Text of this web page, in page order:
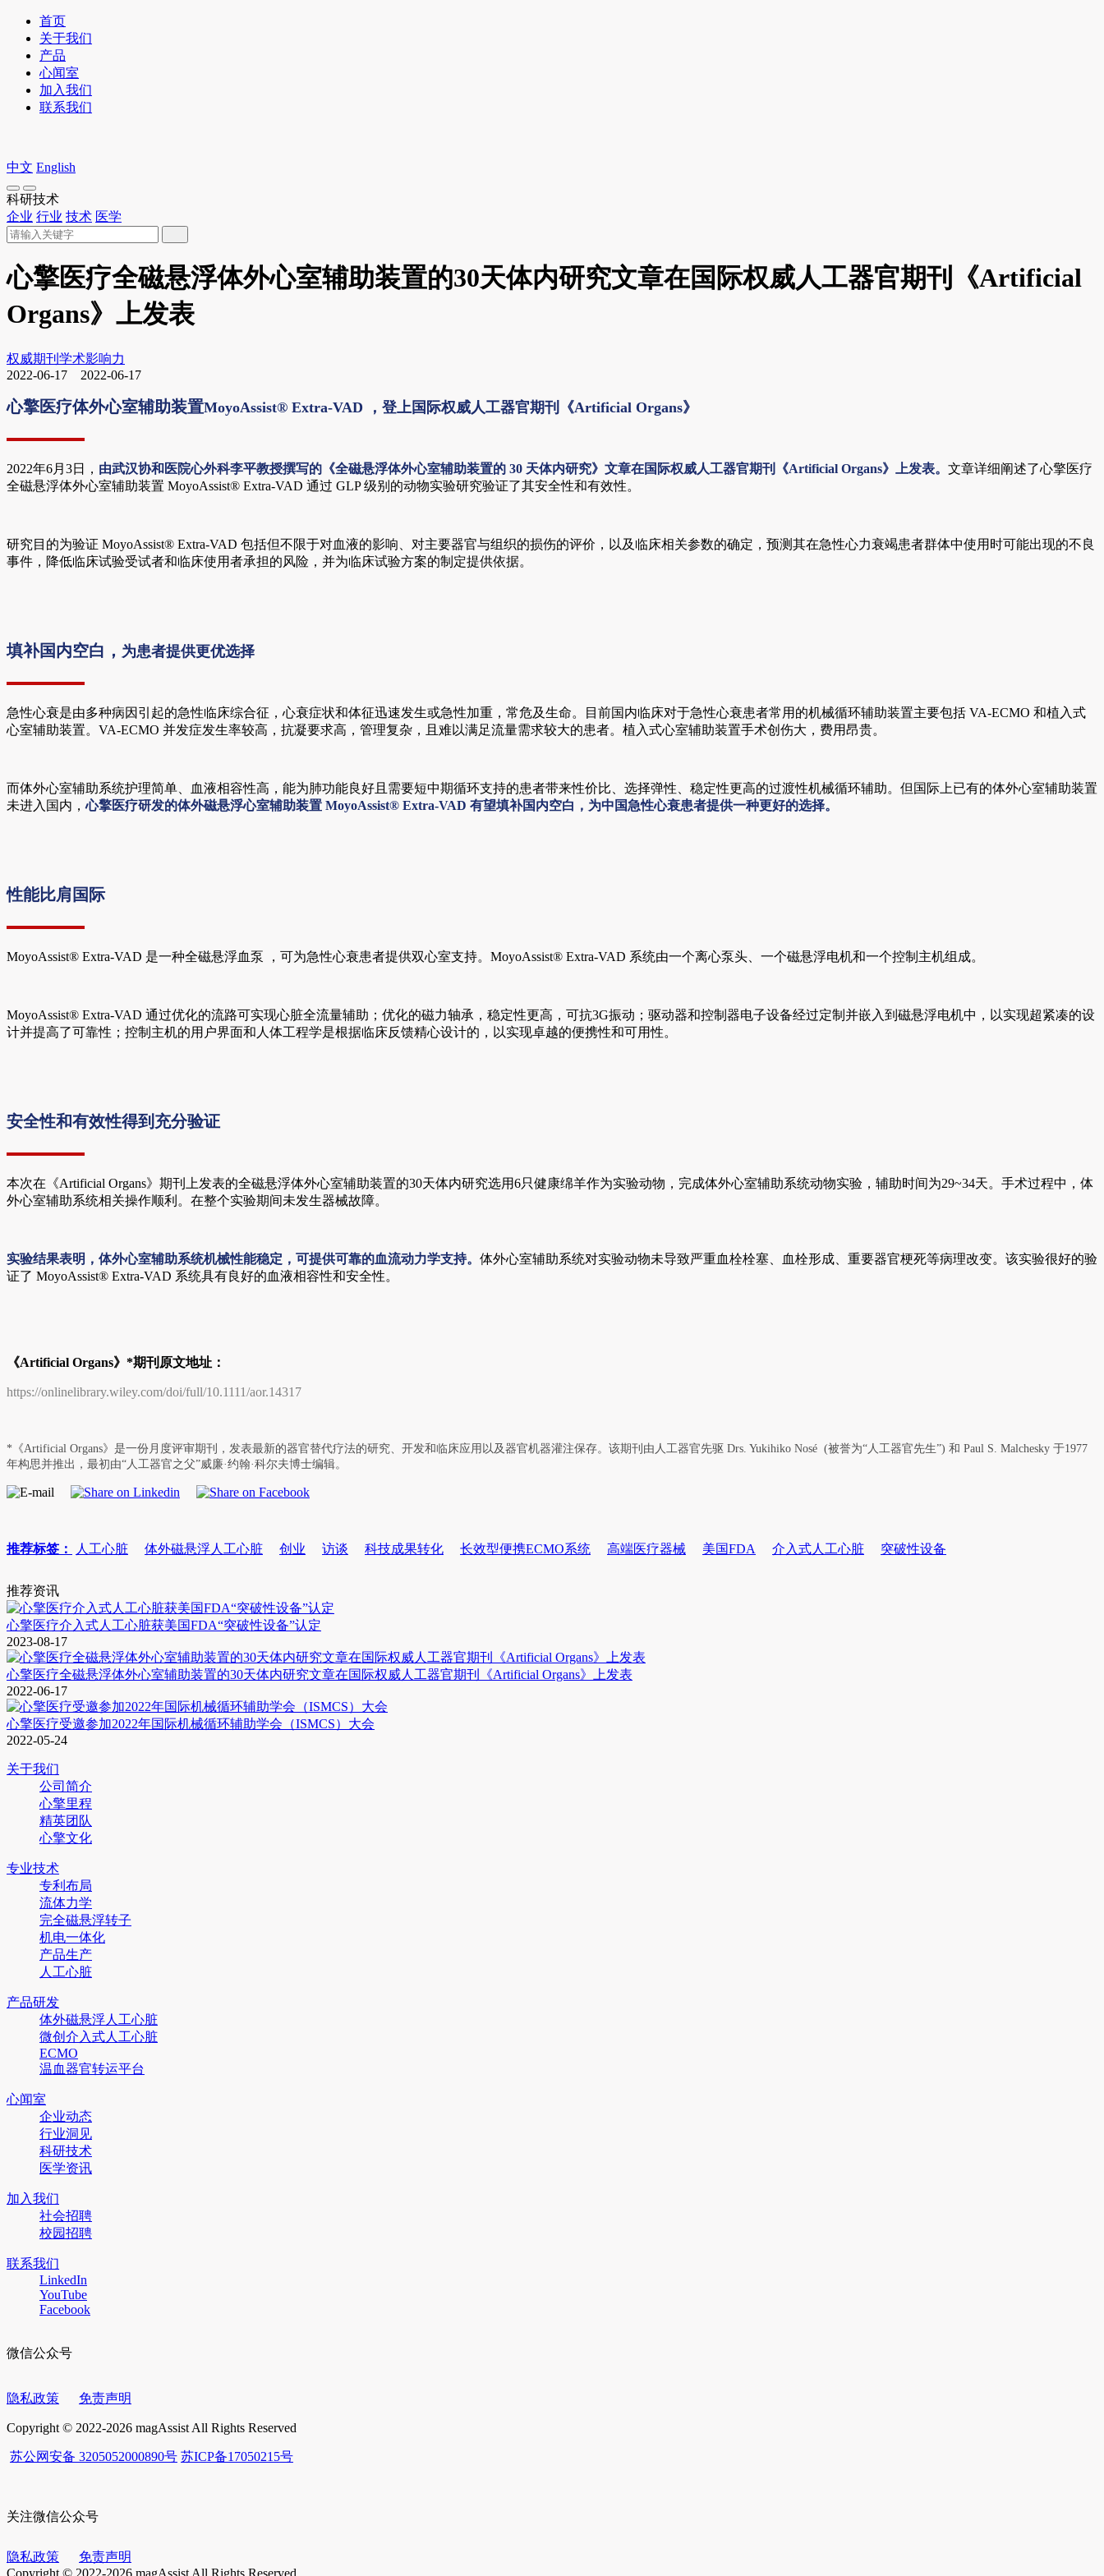
首页
关于我们
产品
心闻室
加入我们
联系我们
中文 English
科研技术
企业 行业 技术 医学
心擎医疗全磁悬浮体外心室辅助装置的30天体内研究文章在国际权威人工器官期刊《Artificial
Organs》上发表
权威期刊 学术影响力
2022-06-17
2022-06-17
心擎医疗体外心室辅助装置MoyoAssist® Extra-VAD ，登上国际权威人工器官期刊《Artificial Organs》
2022年6月3日， 由武汉协和医院心外科李平教授撰写的《全磁悬浮体外心室辅助装置的 30 天体内研究》文章在国际权威人工器官期刊《Artificial Organs》上发表。 文章详细阐述了心擎医疗
全磁悬浮体外心室辅助装置 MoyoAssist® Extra-VAD 通过 GLP 级别的动物实验研究验证了其安全性和有效性。
研究目的为验证 MoyoAssist® Extra-VAD 包括但不限于对血液的影响、对主要器官与组织的损伤的评价，以及临床相关参数的确定，预测其在急性心力衰竭患者群体中使用时可能出现的不良
事件，降低临床试验受试者和临床使用者承担的风险，并为临床试验方案的制定提供依据。
填补国内空白， 为患者提供更优选择
急性心衰是由多种病因引起的急性临床综合征，心衰症状和体征迅速发生或急性加重，常危及生命。目前国内临床对于急性心衰患者常用的机械循环辅助装置主要包括 VA-ECMO 和植入式
心室辅助装置。VA-ECMO 并发症发生率较高，抗凝要求高，管理复杂，且难以满足流量需求较大的患者。植入式心室辅助装置手术创伤大，费用昂贵。
而体外心室辅助系统护理简单、血液相容性高，能为肺功能良好且需要短中期循环支持的患者带来性价比、选择弹性、稳定性更高的过渡性机械循环辅助。但国际上已有的体外心室辅助装置
未进入国内，心擎医疗研发的体外磁悬浮心室辅助装置 MoyoAssist® Extra-VAD 有望填补国内空白，为中国急性心衰患者提供一种更好的选择。
性能比肩国际
MoyoAssist® Extra-VAD 是一种全磁悬浮血泵 ，可为急性心衰患者提供双心室支持。MoyoAssist® Extra-VAD 系统由一个离心泵头、一个磁悬浮电机和一个控制主机组成。
MoyoAssist® Extra-VAD 通过优化的流路可实现心脏全流量辅助；优化的磁力轴承，稳定性更高，可抗3G振动；驱动器和控制器电子设备经过定制并嵌入到磁悬浮电机中，以实现超紧凑的设
计并提高了可靠性；控制主机的用户界面和人体工程学是根据临床反馈精心设计的，以实现卓越的便携性和可用性。
安全性和有效性得到充分验证
本次在《Artificial Organs》期刊上发表的全磁悬浮体外心室辅助装置的30天体内研究选用6只健康绵羊作为实验动物，完成体外心室辅助系统动物实验，辅助时间为29~34天。手术过程中，体
外心室辅助系统相关操作顺利。在整个实验期间未发生器械故障。
实验结果表明，体外心室辅助系统机械性能稳定，可提供可靠的血流动力学支持。 体外心室辅助系统对实验动物未导致严重血栓栓塞、血栓形成、重要器官梗死等病理改变。该实验很好的验
证了 MoyoAssist® Extra-VAD 系统具有良好的血液相容性和安全性。
《Artificial Organs》*期刊原文地址：
https://onlinelibrary.wiley.com/doi/full/10.1111/aor.14317
*《Artificial Organs》是一份月度评审期刊，发表最新的器官替代疗法的研究、开发和临床应用以及器官机器灌注保存。该期刊由人工器官先驱 Drs. Yukihiko Nosé (被誉为“人工器官先生”) 和 Paul S. Malchesky 于1977
年构思并推出，最初由“人工器官之父”威廉·约翰·科尔夫博士编辑。
推荐标签： 人工心脏 体外磁悬浮人工心脏 创业 访谈 科技成果转化 长效型便携ECMO系统 高端医疗器械 美国FDA 介入式人工心脏 突破性设备
推荐资讯
心擎医疗介入式人工心脏获美国FDA“突破性设备”认定
2023-08-17
心擎医疗全磁悬浮体外心室辅助装置的30天体内研究文章在国际权威人工器官期刊《Artificial Organs》上发表
2022-06-17
心擎医疗受邀参加2022年国际机械循环辅助学会（ISMCS）大会
2022-05-24
关于我们
公司简介
心擎里程
精英团队
心擎文化
专业技术
专利布局
流体力学
完全磁悬浮转子
机电一体化
产品生产
人工心脏
产品研发
体外磁悬浮人工心脏
微创介入式人工心脏
ECMO
温血器官转运平台
心闻室
企业动态
行业洞见
科研技术
医学资讯
加入我们
社会招聘
校园招聘
联系我们
LinkedIn
YouTube
Facebook
微信公众号
隐私政策 免责声明
Copyright © 2022-2026 magAssist All Rights Reserved
苏公网安备 3205052000890号 苏ICP备17050215号
关注微信公众号
隐私政策
免责声明
Copyright © 2022-2026 magAssist All Rights Reserved